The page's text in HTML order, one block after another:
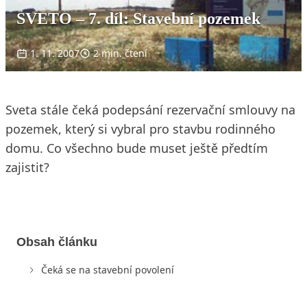
SVETO – 7. díl: Stavební pozemek
1. 11. 2007 2 min. čtení
Sveta stále čeká podepsání rezervační smlouvy na
pozemek, který si vybral pro stavbu rodinného
domu. Co všechno bude muset ještě předtím
zajistit?
Obsah článku
Čeká se na stavební povolení